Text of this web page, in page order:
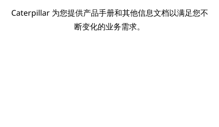
Caterpillar 为您提供产品手册和其他信息文档以满足您不
断变化的业务需求。